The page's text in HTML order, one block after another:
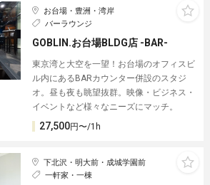
お台場・豊洲・湾岸
バーラウンジ
GOBLIN.お台場BLDG店 -BAR-
東京湾と大空を一望！お台場のオフィスビ
ル内にあるBARカウンター併設のスタジ
オ。昼も夜も眺望抜群。映像・ビジネス・
イベントなど様々なニーズにマッチ。
27,500円〜/1h
下北沢・明大前・成城学園前
一軒家・一棟